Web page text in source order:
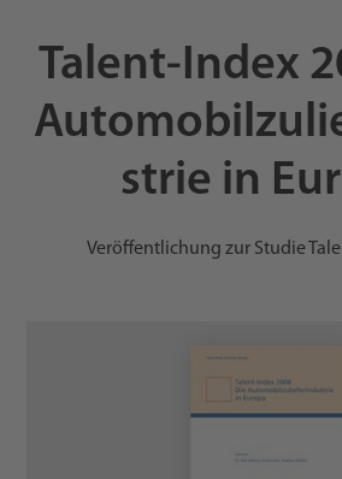
Talent-Index
strie in
Veröffentlichung zur Studie